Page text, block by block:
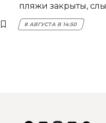
пляжи закрыты,
8 АВГУСТА В 14:50